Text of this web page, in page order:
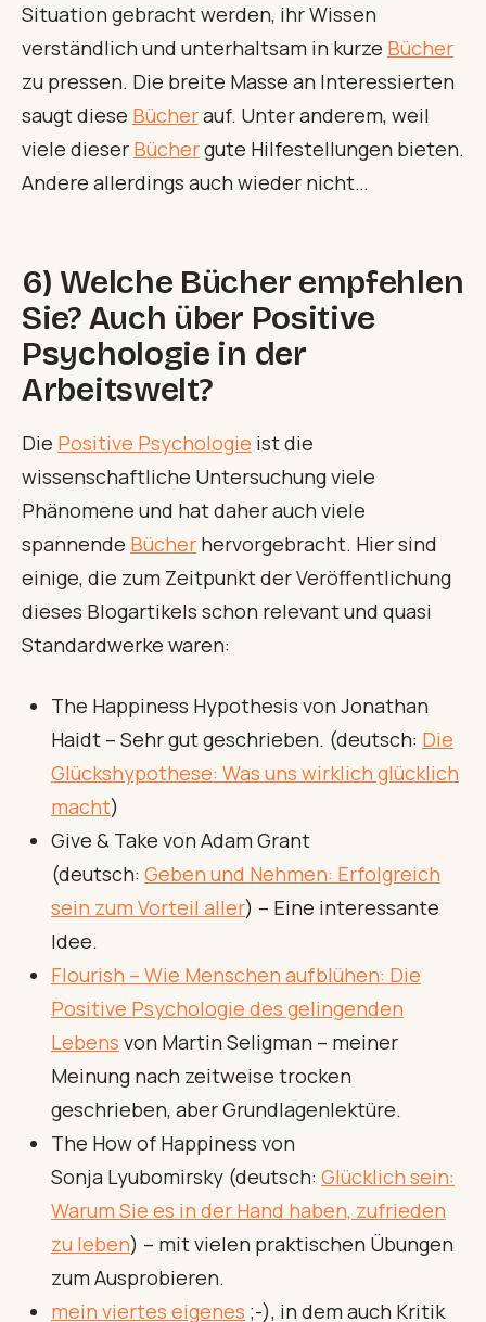
Situation gebracht werden, ihr Wissen
verständlich und unterhaltsam in kurze Bücher
zu pressen. Die breite Masse an Interessierten
saugt diese Bücherauf. Unter anderem, weil
viele dieser Büchergute Hilfestellungen bieten.
Andere allerdings auch wieder nicht…
6) Welche Bücher empfehlen
Sie? Auch über Positive
Psychologie in der
Arbeitswelt?
Die Positive Psychologie ist die
wissenschaftliche Untersuchung viele
Phänomene und hat daher auch viele
spannende Bücher hervorgebracht. Hier sind
einige, die zum Zeitpunkt der Veröffentlichung
dieses Blogartikels schon relevant und quasi
Standardwerke waren:
The Happiness Hypothesis von Jonathan
Haidt – Sehr gut geschrieben. (deutsch: Die
Glückshypothese: Was uns wirklich glücklich
macht)
Give & Take von Adam Grant
(deutsch: Geben und Nehmen: Erfolgreich
sein zum Vorteil aller) – Eine interessante
Idee.
Flourish – Wie Menschen aufblühen: Die
Positive Psychologie des gelingenden
Lebens von Martin Seligman – meiner
Meinung nach zeitweise trocken
geschrieben, aber Grundlagenlektüre.
The How of Happiness von
Sonja Lyubomirsky (deutsch: Glücklich sein:
Warum Sie es in der Hand haben, zufrieden
zu leben) – mit vielen praktischen Übungen
zum Ausprobieren.
mein viertes eigenes ;-), in dem auch Kritik